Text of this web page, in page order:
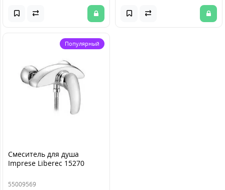
Популярный
Смеситель для душа
Imprese Liberec 15270
55009569